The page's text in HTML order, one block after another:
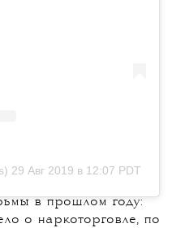
29 Авг 2019 в 12:07 PDT
Элис Мари
которую Ким
в прошлом году:
о наркоторговле, по